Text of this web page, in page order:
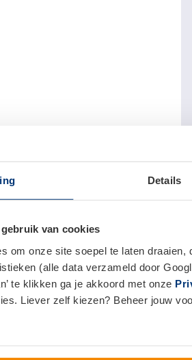
Details
van cookies
om onze site soepel te laten
(alle data verzameld door
te klikken ga je akkoord met onze
Liever zelf kiezen? Beheer jouw